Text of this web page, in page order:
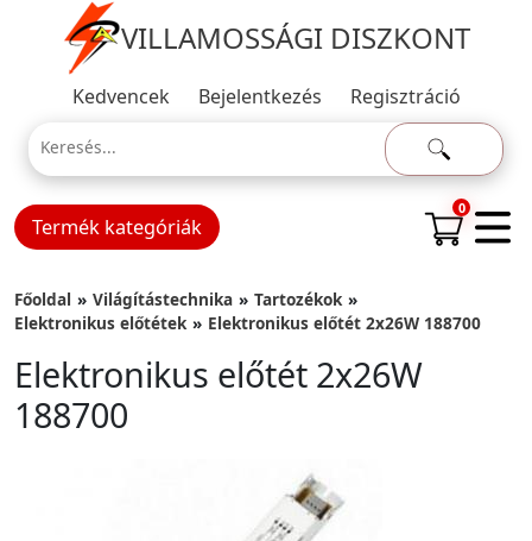
VILLAMOSSÁGI DISZKONT
Kedvencek Bejelentkezés Regisztráció
Termék kategóriák
0
Főoldal Világítástechnika
Tartozékok
Elektronikus előtétek
Elektronikus előtét 2x26W 188700
Elektronikus előtét 2x26W
188700